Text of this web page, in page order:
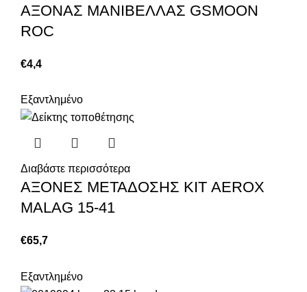
ΑΞΟΝΑΣ ΜΑΝΙΒΕΛΛΑΣ GSMOON
ROC
€4,4
Εξαντλημένο
Διαβάστε περισσότερα
ΑΞΟΝΕΣ ΜΕΤΑΔΟΣΗΣ ΚΙΤ AEROX
MALAG 15-41
€65,7
Εξαντλημένο